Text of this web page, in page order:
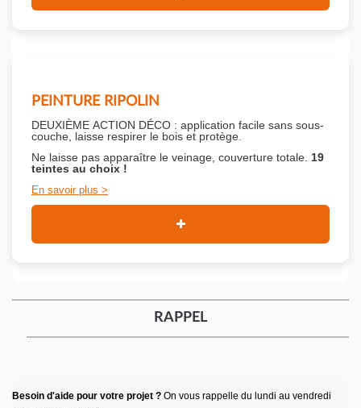
PEINTURE RIPOLIN
DEUXIÈME ACTION DÉCO : application facile sans sous-
couche, laisse respirer le bois et protège.
Ne laisse pas apparaître le veinage, couverture totale. 19
teintes au choix !
En savoir plus
RAPPEL
Besoin d'aide pour votre projet ? On vous rappelle du lundi au vendredi